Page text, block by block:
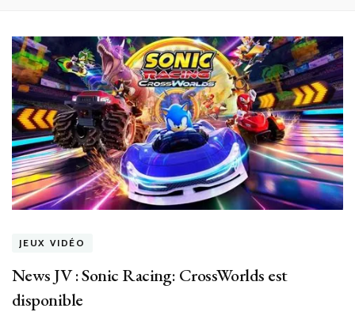
JEUX VIDÉO
News JV : Sonic Racing: CrossWorlds est
disponible